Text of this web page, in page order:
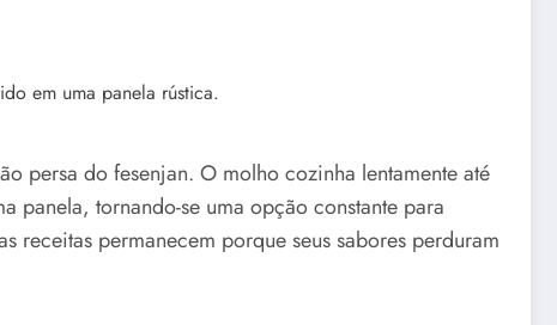
persa do fesenjan. O molho cozinha lentamente até
panela, tornando-se uma opção constante para
receitas permanecem porque seus sabores perduram